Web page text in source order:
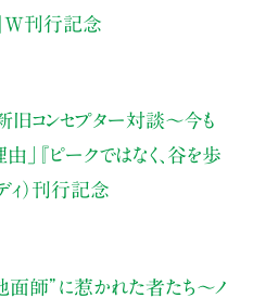
W刊行記念
旧コンセプター対談～今も
」
『ピークではなく、谷を歩
ディ）刊行記念
面師”に惹かれた者たち〜ノ